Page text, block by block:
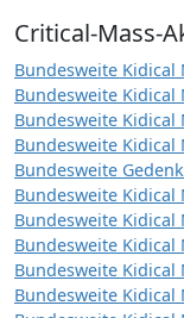
Critical-Mass-
Bundesweite Kidical
Bundesweite Kidical
Bundesweite Kidical
Bundesweite Kidical
Bundesweite
Bundesweite Kidical
Bundesweite Kidical
Bundesweite Kidical
Bundesweite Kidical
Bundesweite Kidical